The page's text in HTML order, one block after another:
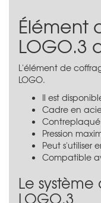
Élément
LOGO.3
L'élément de
LOGO.
Il est
Cadre en
Pression
Peut s'utiliser
Compatible
Le
LOGO.3